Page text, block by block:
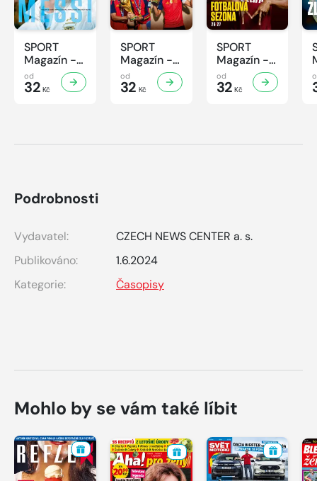
SPORT
Magazín -
32/2026
od
32 Kč
SPORT
Magazín -
31/2026
od
32 Kč
SPORT
Magazín -
30/2026
od
32 Kč
Podrobnosti
Vydavatel:
CZECH NEWS CENTER a. s.
Publikováno:
1.6.2024
Kategorie:
Časopisy
Mohlo by se vám také líbit